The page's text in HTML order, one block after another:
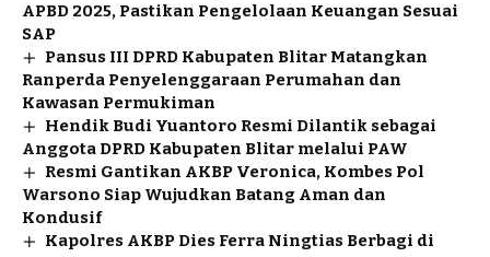
APBD 2025, Pastikan Pengelolaan Keuangan Sesuai
SAP
Pansus III DPRD Kabupaten Blitar Matangkan
Ranperda Penyelenggaraan Perumahan dan
Kawasan Permukiman
Hendik Budi Yuantoro Resmi Dilantik sebagai
Anggota DPRD Kabupaten Blitar melalui PAW
Resmi Gantikan AKBP Veronica, Kombes Pol
Warsono Siap Wujudkan Batang Aman dan
Kondusif
Kapolres AKBP Dies Ferra Ningtias Berbagi di